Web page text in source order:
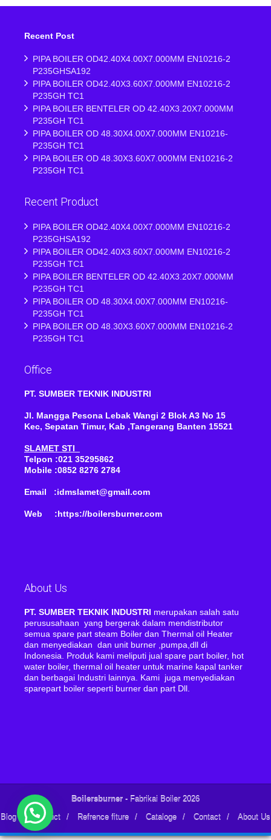
Recent Post
PIPA BOILER OD42.40X4.00X7.000MM EN10216-2
P235GHSA192
PIPA BOILER OD42.40X3.60X7.000MM EN10216-2
P235GH TC1
PIPA BOILER BENTELER OD 42.40X3.20X7.000MM
P235GH TC1
PIPA BOILER OD 48.30X4.00X7.000MM EN10216-
P235GH TC1
PIPA BOILER OD 48.30X3.60X7.000MM EN10216-2
P235GH TC1
Recent Product
PIPA BOILER OD42.40X4.00X7.000MM EN10216-2
P235GHSA192
PIPA BOILER OD42.40X3.60X7.000MM EN10216-2
P235GH TC1
PIPA BOILER BENTELER OD 42.40X3.20X7.000MM
P235GH TC1
PIPA BOILER OD 48.30X4.00X7.000MM EN10216-
P235GH TC1
PIPA BOILER OD 48.30X3.60X7.000MM EN10216-2
P235GH TC1
Office
PT. SUMBER TEKNIK INDUSTRI
Jl. Mangga Pesona Lebak Wangi 2 Blok A3 No 15
Kec, Sepatan Timur, Kab ,Tangerang Banten 15521
SLAMET STI
Telpon :021 35295862
Mobile :0852 8276 2784
Email :idmslamet@gmail.com
Web :https://boilersburner.com
About Us
PT. SUMBER TEKNIK INDUSTRI merupakan salah satu
perususahaan yang bergerak dalam mendistributor
semua spare part steam Boiler dan Thermal oil Heater
dan menyediakan dan unit burner ,pumpa,dll di
Indonesia. Produk kami meliputi jual spare part boiler, hot
water boiler, thermal oil heater untuk marine kapal tanker
dan berbagai Industri lainnya. Kami juga menyediakan
sparepart boiler seperti burner dan part Dll.
Boilersburner - Fabrikai Boiler 2026
Blog
/ Product / Refrence fiture / Cataloge / Contact / About Us